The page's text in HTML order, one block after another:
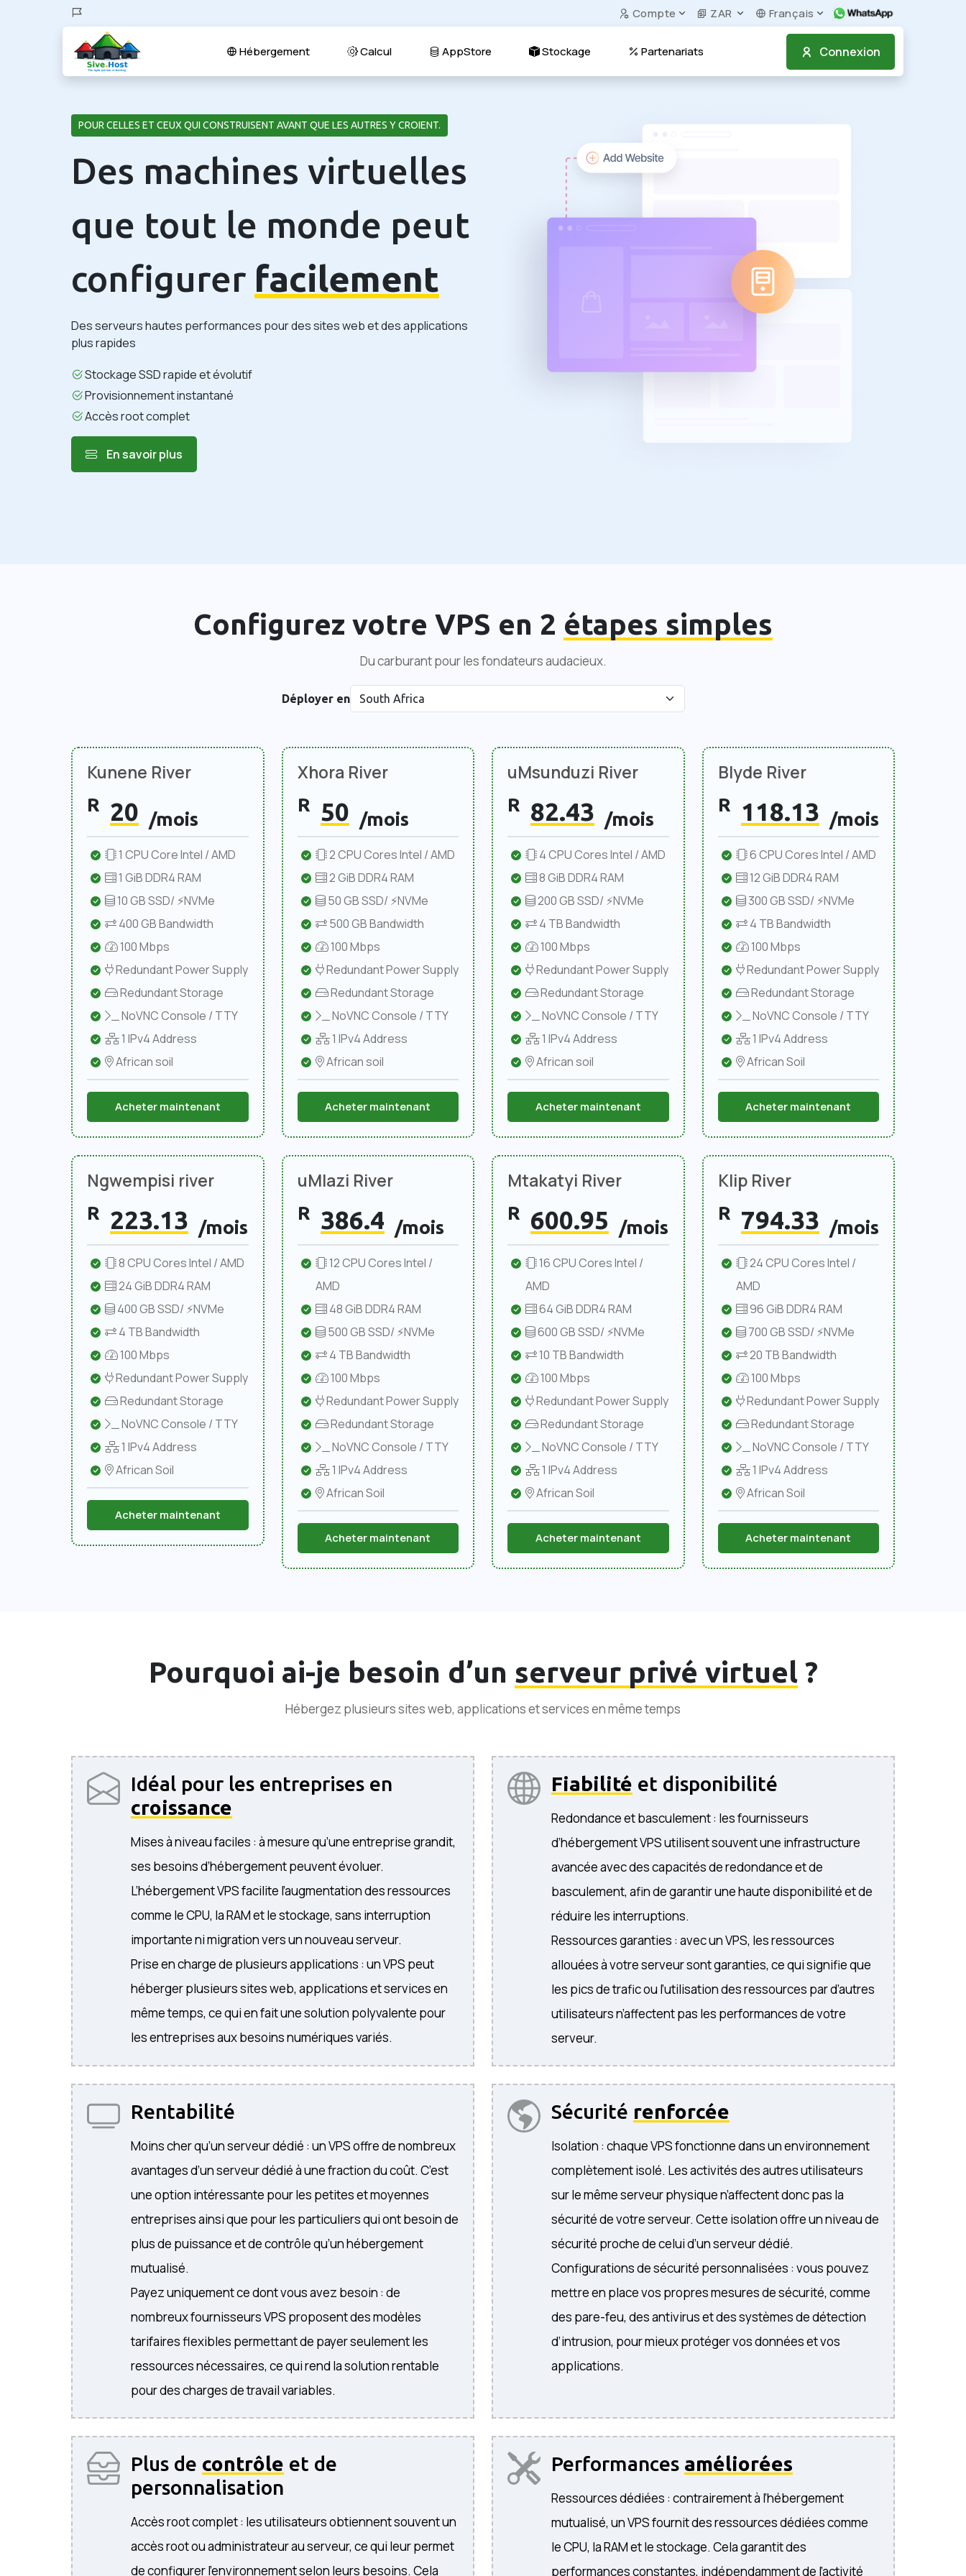
Compte ZAR Français
Connexion
Hébergement Calcul AppStore Stockage Partenariats
POUR CELLES ET CEUX QUI CONSTRUISENT AVANT QUE LES AUTRES Y CROIENT.
Des machines virtuelles
que tout le monde peut
configurer facilement
Des serveurs hautes performances pour des sites web et des applications
plus rapides
Stockage SSD rapide et évolutif
Provisionnement instantané
Accès root complet
En savoir plus
Configurez votre VPS en 2 étapes simples
Du carburant pour les fondateurs audacieux.
Déployer en
Kunene River
R 20 /mois
1 CPU Core Intel / AMD
1 GiB DDR4 RAM
10 GB SSD/ ⚡NVMe
400 GB Bandwidth
100 Mbps
Redundant Power Supply
Redundant Storage
NoVNC Console / TTY
1 IPv4 Address
African soil
Acheter maintenant
Xhora River
R 50 /mois
2 CPU Cores Intel / AMD
2 GiB DDR4 RAM
50 GB SSD/ ⚡NVMe
500 GB Bandwidth
100 Mbps
Redundant Power Supply
Redundant Storage
NoVNC Console / TTY
1 IPv4 Address
African soil
Acheter maintenant
uMsunduzi River
R 82.43 /mois
4 CPU Cores Intel / AMD
8 GiB DDR4 RAM
200 GB SSD/ ⚡NVMe
4 TB Bandwidth
100 Mbps
Redundant Power Supply
Redundant Storage
NoVNC Console / TTY
1 IPv4 Address
African soil
Acheter maintenant
Blyde River
R 118.13 /mois
6 CPU Cores Intel / AMD
12 GiB DDR4 RAM
300 GB SSD/ ⚡NVMe
4 TB Bandwidth
100 Mbps
Redundant Power Supply
Redundant Storage
NoVNC Console / TTY
1 IPv4 Address
African Soil
Acheter maintenant
Ngwempisi river
R 223.13 /mois
8 CPU Cores Intel / AMD
24 GiB DDR4 RAM
400 GB SSD/ ⚡NVMe
4 TB Bandwidth
100 Mbps
Redundant Power Supply
Redundant Storage
NoVNC Console / TTY
1 IPv4 Address
African Soil
Acheter maintenant
uMlazi River
R 386.4 /mois
12 CPU Cores Intel /
AMD
48 GiB DDR4 RAM
500 GB SSD/ ⚡NVMe
4 TB Bandwidth
100 Mbps
Redundant Power Supply
Redundant Storage
NoVNC Console / TTY
1 IPv4 Address
African Soil
Acheter maintenant
Mtakatyi River
R 600.95 /mois
16 CPU Cores Intel /
AMD
64 GiB DDR4 RAM
600 GB SSD/ ⚡NVMe
10 TB Bandwidth
100 Mbps
Redundant Power Supply
Redundant Storage
NoVNC Console / TTY
1 IPv4 Address
African Soil
Acheter maintenant
Klip River
R 794.33 /mois
24 CPU Cores Intel /
AMD
96 GiB DDR4 RAM
700 GB SSD/ ⚡NVMe
20 TB Bandwidth
100 Mbps
Redundant Power Supply
Redundant Storage
NoVNC Console / TTY
1 IPv4 Address
African Soil
Acheter maintenant
Pourquoi ai-je besoin d’un serveur privé virtuel?
Hébergez plusieurs sites web, applications et services en même temps
Idéal pour les entreprises en
croissance
Mises à niveau faciles : à mesure qu’une entreprise grandit,
ses besoins d’hébergement peuvent évoluer.
L’hébergement VPS facilite l’augmentation des ressources
comme le CPU, la RAM et le stockage, sans interruption
importante ni migration vers un nouveau serveur.
Prise en charge de plusieurs applications : un VPS peut
héberger plusieurs sites web, applications et services en
même temps, ce qui en fait une solution polyvalente pour
les entreprises aux besoins numériques variés.
Fiabilité et disponibilité
Redondance et basculement : les fournisseurs
d’hébergement VPS utilisent souvent une infrastructure
avancée avec des capacités de redondance et de
basculement, afin de garantir une haute disponibilité et de
réduire les interruptions.
Ressources garanties : avec un VPS, les ressources
allouées à votre serveur sont garanties, ce qui signifie que
les pics de trafic ou l’utilisation des ressources par d’autres
utilisateurs n’affectent pas les performances de votre
serveur.
Rentabilité
Moins cher qu’un serveur dédié : un VPS offre de nombreux
avantages d’un serveur dédié à une fraction du coût. C’est
une option intéressante pour les petites et moyennes
entreprises ainsi que pour les particuliers qui ont besoin de
plus de puissance et de contrôle qu’un hébergement
mutualisé.
Payez uniquement ce dont vous avez besoin : de
nombreux fournisseurs VPS proposent des modèles
tarifaires flexibles permettant de payer seulement les
ressources nécessaires, ce qui rend la solution rentable
pour des charges de travail variables.
Sécurité renforcée
Isolation : chaque VPS fonctionne dans un environnement
complètement isolé. Les activités des autres utilisateurs
sur le même serveur physique n’affectent donc pas la
sécurité de votre serveur. Cette isolation offre un niveau de
sécurité proche de celui d’un serveur dédié.
Configurations de sécurité personnalisées : vous pouvez
mettre en place vos propres mesures de sécurité, comme
des pare-feu, des antivirus et des systèmes de détection
d’intrusion, pour mieux protéger vos données et vos
applications.
Plus de contrôle et de
personnalisation
Accès root complet : les utilisateurs obtiennent souvent un
accès root ou administrateur au serveur, ce qui leur permet
de configurer l’environnement selon leurs besoins. Cela
Performances améliorées
Ressources dédiées : contrairement à l’hébergement
mutualisé, un VPS fournit des ressources dédiées comme
le CPU, la RAM et le stockage. Cela garantit des
performances constantes, indépendamment de l’activité